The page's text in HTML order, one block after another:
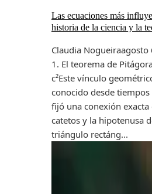
Las ecuaciones más
historia de la ciencia y la
Claudia Nogueiraagosto
1. El teorema de
c²Este vínculo
conocido desde
fijó una conexión exacta
catetos y la hipotenusa
triángulo rectáng...